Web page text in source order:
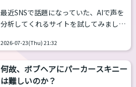
です。つまり、着れるサイズ感が多いん
です。しかも、今の時代ですからサイズ
展開が豊富なブランドもあります。 そう
聞いたら、浴衣をキレイに着こなしした
いですよね。 今回は、幅広いサイズを展
開...
最近SNSで話題になっていた、AIで声を
分析してくれるサイトを試してみまし
「共鳴」なども分析してくれるアプリで
す。 こちらからどうぞ https://voice-
impression-checker.vercel.app/ 物語の
朗読音声を録音し、その声の印象が「男
2026-07-23(Thu) 21:32
何故、ボブヘアにパーカースキニー
は難しいのか？